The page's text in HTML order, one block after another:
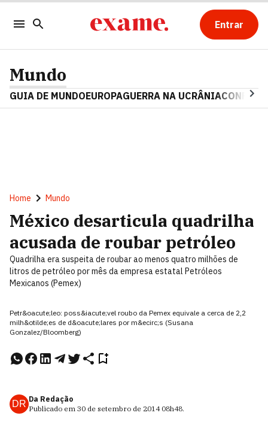
Entrar
Mundo
GUIA DE MUNDOEUROPAGUERRA NA UCRÂNIA
Home Mundo
México desarticula quadrilha
acusada de roubar petróleo
Quadrilha era suspeita de roubar ao menos quatro milhões de
litros de petróleo por mês da empresa estatal Petróleos
Mexicanos (Pemex)
Petr&oacute;leo: poss&iacute;vel roubo da Pemex equivale a cerca de 2,2
milh&otilde;es de d&oacute;lares por m&ecirc;s (Susana
Gonzalez/Bloomberg)
DR Da Redação
Publicado em 30 de setembro de 2014 08h48.